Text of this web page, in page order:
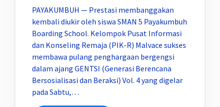
PAYAKUMBUH — Prestasi membanggakan
kembali diukir oleh siswa SMAN 5 Payakumbuh
Boarding School. Kelompok Pusat Informasi
dan Konseling Remaja (PIK-R) Malvace sukses
membawa pulang penghargaan bergengsi
dalam ajang GENTSI (Generasi Berencana
Bersosialisasi dan Beraksi) Vol. 4 yang digelar
pada Sabtu,…